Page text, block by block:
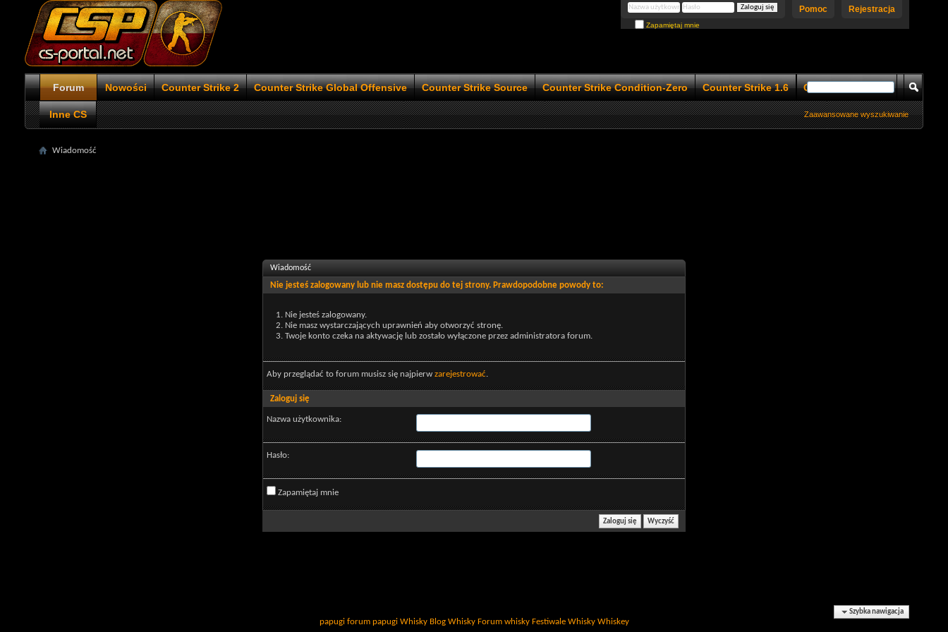
Rejestracja
Pomoc
Zapamiętaj mnie
Forum Nowości Counter Strike 2 Counter Strike Global Offensive Counter Strike Source Counter Strike Condition-Zero Counter Strike 1.6 Counter Strike 1.5
Inne CS Zaawansowane wyszukiwanie
Wiadomość
Wiadomość
Nie jesteś zalogowany lub nie masz dostępu do tej strony. Prawdopodobne powody to:
Nie jesteś zalogowany.
Nie masz wystarczających uprawnień aby otworzyć stronę.
Twoje konto czeka na aktywację lub zostało wyłączone przez administratora forum.
Aby przeglądać to forum musisz się najpierw zarejestrować.
Zaloguj się
Nazwa użytkownika:
Hasło:
Zapamiętaj mnie
Szybka nawigacja
papugi forum papugi Whisky Blog Whisky Forum whisky Festiwale Whisky Whiskey